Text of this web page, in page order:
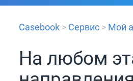
Casebook > Сервис > Мой
На любом